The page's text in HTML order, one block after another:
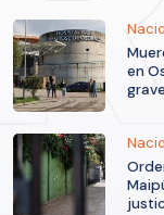
en